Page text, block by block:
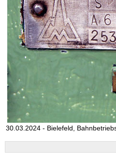
30.03.2024 - Bielefeld,